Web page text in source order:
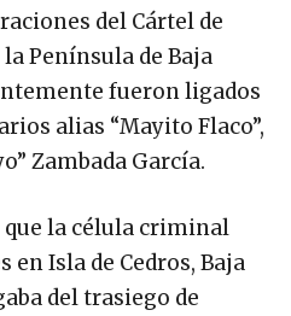
del Cártel de
Península de Baja
fueron ligados
alias “Mayito Flaco”,
Zambada García.
que la célula criminal
Isla de Cedros, Baja
del trasiego de